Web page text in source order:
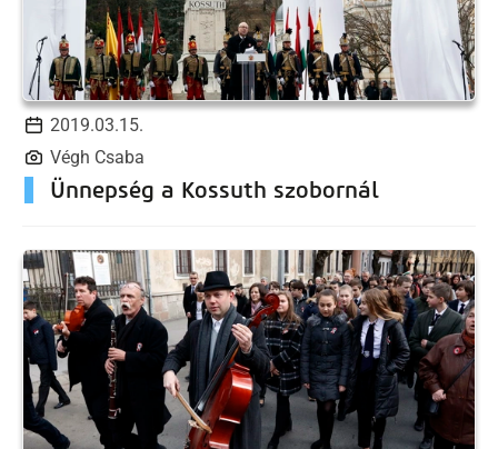
2019.03.15.
Végh Csaba
Ünnepség a Kossuth szobornál